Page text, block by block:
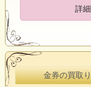
詳
金券の買取り